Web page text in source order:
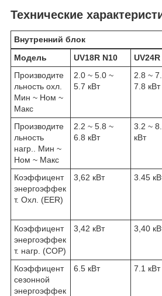
Технические
Внутренний блок
Модель
UV18R N10
Производите
льность охл.
Мин ~ Ном ~
Макс
2.0 ~ 5.0 ~
5.7 кВт
2.8 ~
7.8 кВт
Производите
льность
нагр.. Мин ~
Ном ~ Макс
2.2 ~ 5.8 ~
6.8 кВт
3.2 ~
кВт
Коэффицент
энергоэффек
т. Охл. (EER)
3,62 кВт 3.45
Коэффицент
энергоэффек
т. нагр. (COP)
3,42 кВт 3,40
Коэффицент
сезонной
энергоэффек
6.5 кВт 7.1 кВт